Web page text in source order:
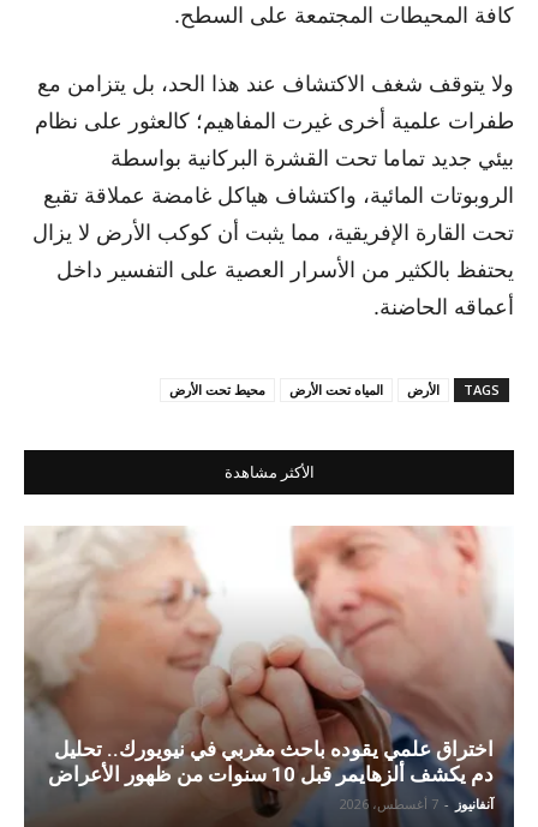
كافة المحيطات المجتمعة على السطح.
ولا يتوقف شغف الاكتشاف عند هذا الحد، بل يتزامن مع
طفرات علمية أخرى غيرت المفاهيم؛ كالعثور على نظام
بيئي جديد تماما تحت القشرة البركانية بواسطة
الروبوتات المائية، واكتشاف هياكل غامضة عملاقة تقبع
تحت القارة الإفريقية، مما يثبت أن كوكب الأرض لا يزال
يحتفظ بالكثير من الأسرار العصية على التفسير داخل
أعماقه الحاضنة.
TAGS الأرض المياه تحت الأرض محيط تحت الأرض
الأكثر مشاهدة
اختراق علمي يقوده باحث مغربي في نيويورك.. تحليل
دم يكشف ألزهايمر قبل 10 سنوات من ظهور الأعراض
آنفانيوز - 7 أغسطس، 2026